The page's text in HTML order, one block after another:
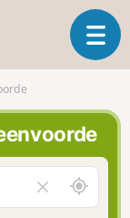
O
u
r
l
i
A
u